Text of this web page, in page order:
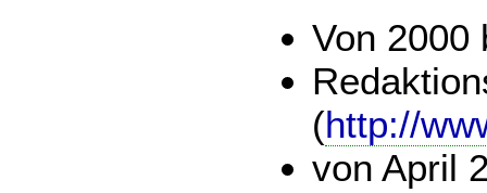
Von 2000
(http://
von April